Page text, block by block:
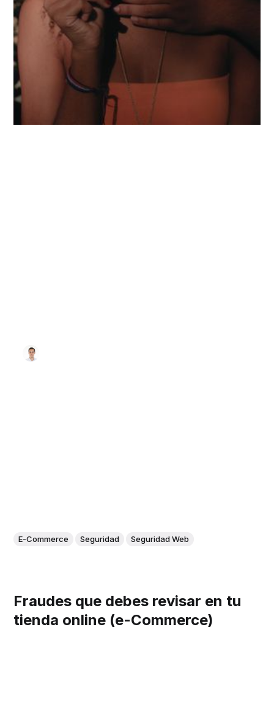
E-Commerce Seguridad Seguridad Web
Fraudes que debes revisar en tu
tienda online (e-Commerce)